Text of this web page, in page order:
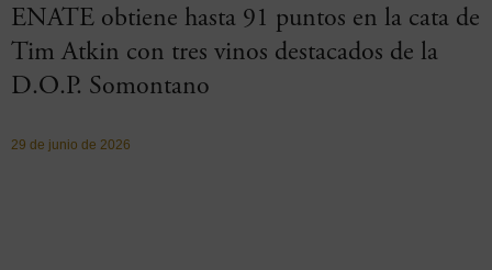
ENATE obtiene hasta 91 puntos en la cata de
Tim Atkin con tres vinos destacados de la
D.O.P. Somontano
29 de junio de 2026